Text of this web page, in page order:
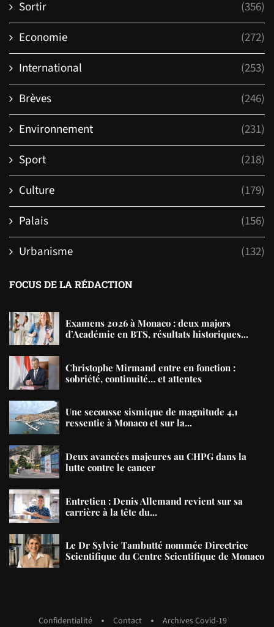
Sortir
(356)
Economie
(272)
International
(253)
Brèves
(246)
Environnement
(231)
Sport
(218)
Culture
(179)
Palais
(156)
Urbanisme
(132)
FOCUS DE LA RÉDACTION
Examens 2026 à Monaco : deux majors
d’Académie en BTS, résultats historiques...
Christophe Mirmand entre en fonction :
sobriété, continuité… et attentes
Une secousse sismique de magnitude 4,1
ressentie à Monaco et sur la...
Deux avancées majeures au CHPG dans la
lutte contre le cancer
Entretien : Denis Allemand revient sur sa
carrière à la tête du...
Le Dr Sylvie Tambutté nommée Directrice
Scientifique du Centre Scientifique de Monaco
Confidentialité Contact Archives Covid-19